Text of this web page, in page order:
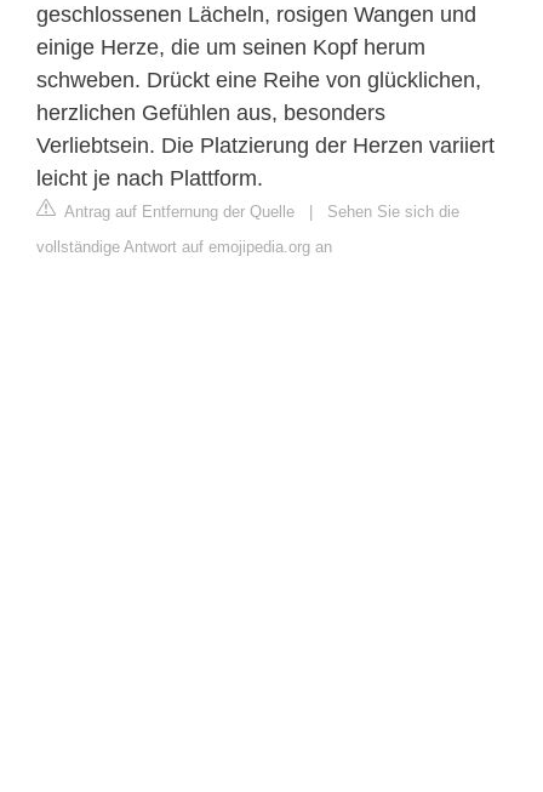
geschlossenen Lächeln, rosigen Wangen und
einige Herze, die um seinen Kopf herum
schweben. Drückt eine Reihe von glücklichen,
herzlichen Gefühlen aus, besonders
Verliebtsein. Die Platzierung der Herzen variiert
leicht je nach Plattform.
Antrag auf Entfernung der Quelle | Sehen Sie sich die
vollständige Antwort auf emojipedia.org an